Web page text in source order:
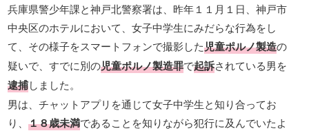
兵庫県警少年課と神戸北警察署は、昨年１１月１日、神戸市
中央区のホテルにおいて、女子中学生にみだらな行為をし
て、その様子をスマートフォンで撮影した児童ポルノ製造の
疑いで、すでに別の児童ポルノ製造罪で起訴されている男を
逮捕しました。
男は、チャットアプリを通じて女子中学生と知り合ってお
り、１８歳未満であることを知りながら犯行に及んでいたよ